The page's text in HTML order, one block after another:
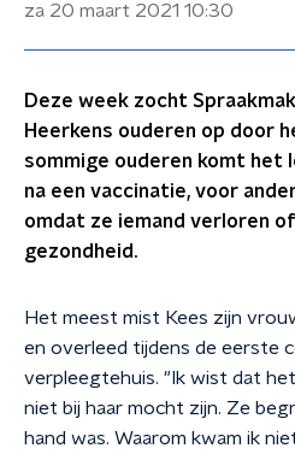
za 20 maart 2021 10:30
Deze week zocht
Heerkens ouderen op door
sommige ouderen komt het
na een vaccinatie, voor
omdat ze iemand verloren
gezondheid.
Het meest mist Kees zijn
en overleed tijdens de eerste
verpleegtehuis. "Ik wist dat
niet bij haar mocht zijn. Ze
hand was. Waarom kwam ik